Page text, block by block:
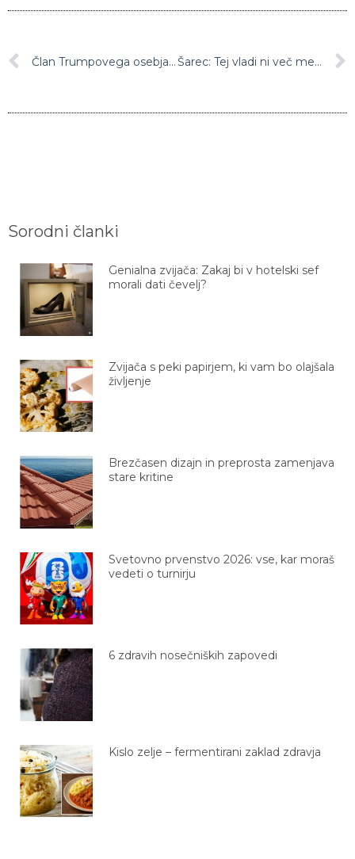
Član Trumpovega osebja okužen s koronavirusom Šarec: Tej vladi ni več mesta v Sloveniji
Sorodni članki
Genialna zvijača: Zakaj bi v hotelski sef
morali dati čevelj?
Zvijača s peki papirjem, ki vam bo olajšala
življenje
Brezčasen dizajn in preprosta zamenjava
stare kritine
Svetovno prvenstvo 2026: vse, kar moraš
vedeti o turnirju
6 zdravih nosečniških zapovedi
Kislo zelje – fermentirani zaklad zdravja